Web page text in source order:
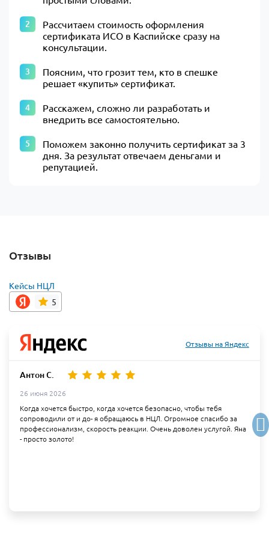
Рассчитаем стоимость оформления
сертификата ИСО в Каспийске сразу на
консультации.
Поясним, что грозит тем, кто в спешке
решает «купить» сертификат.
Расскажем, сложно ли разработать и
внедрить все самостоятельно.
Поможем законно получить сертификат за 3
дня. За результат отвечаем деньгами и
репутацией.
Отзывы
Кейсы НЦЛ
5
Отзывы на Яндекс
Антон С.
26 июня 2026
Когда хочется быстро, когда хочется безопасно, чтобы тебя
сопроводили от и до- я обращаюсь в НЦЛ. Огромное спасибо за
профессионализм, скорость реакции. Очень доволен услугой. Яна
- просто золото!